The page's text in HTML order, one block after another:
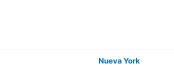
Nueva York